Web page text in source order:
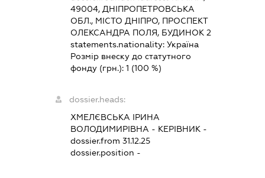
49004, ДНІПРОПЕТРОВСЬКА
ОБЛ., МІСТО ДНІПРО, ПРОСПЕКТ
ОЛЕКСАНДРА ПОЛЯ, БУДИНОК 2
statements.nationality: Україна
Розмір внеску до статутного
фонду (грн.): 1 (100 %)
dossier.heads:
ХМЕЛЄВСЬКА ІРИНА
ВОЛОДИМИРІВНА - КЕРІВНИК -
dossier.from 31.12.25
dossier.position -